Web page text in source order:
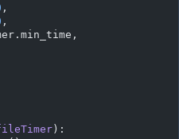
,
,
):